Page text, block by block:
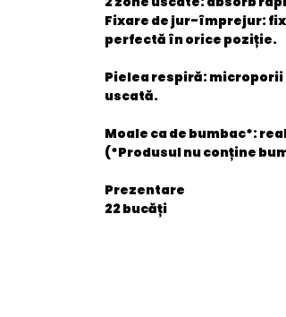
Fixare de jur-împrejur:
perfectă în orice poziție.
Pielea respiră: microporii
uscată.
Moale ca de bumbac*:
(*Produsul nu conține
Prezentare
22 bucăți